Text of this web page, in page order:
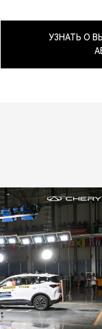
УЗНАТЬ О